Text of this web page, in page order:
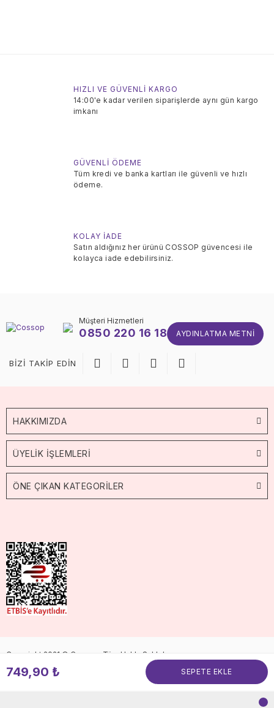
749,90 ₺ SEPETE EKLE
HIZLI VE GÜVENLİ KARGO
14:00'e kadar verilen siparişlerde aynı gün kargo
imkanı
GÜVENLİ ÖDEME
Tüm kredi ve banka kartları ile güvenli ve hızlı
ödeme.
KOLAY İADE
Satın aldığınız her ürünü COSSOP güvencesi ile
kolayca iade edebilirsiniz.
Müşteri Hizmetleri
0850 220 16 18 AYDINLATMA METNI
BİZİ TAKİP EDİN
HAKKIMIZDA
ÜYELİK İŞLEMLERİ
ÖNE ÇIKAN KATEGORİLER
Copyright 2021 © Cossop. Tüm Hakkı Saklıdır.